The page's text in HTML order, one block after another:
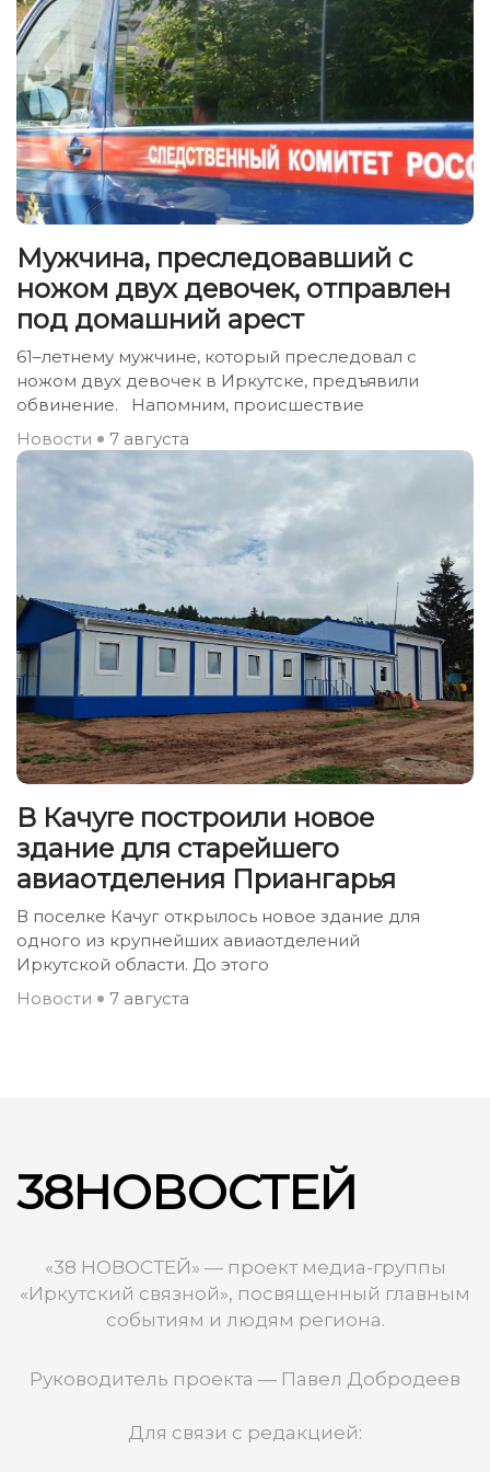
Мужчина, преследовавший с
ножом двух девочек, отправлен
под домашний арест
61–летнему мужчине, который преследовал с
ножом двух девочек в Иркутске, предъявили
обвинение. Напомним, происшествие
Новости
7 августа
В Качуге построили новое
здание для старейшего
авиаотделения Приангарья
В поселке Качуг открылось новое здание для
одного из крупнейших авиаотделений
Иркутской области. До этого
Новости
7 августа
38НОВОСТЕЙ
«38 НОВОСТЕЙ» — проект медиа-группы
«Иркутский связной», посвященный главным
событиям и людям региона.
Руководитель проекта — Павел Добродеев
Для связи с редакцией: